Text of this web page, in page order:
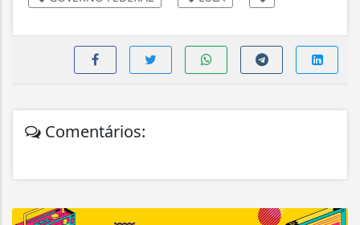
Comentários: